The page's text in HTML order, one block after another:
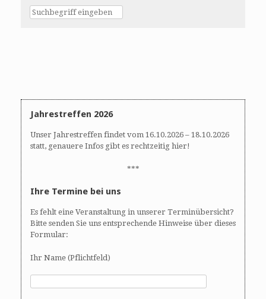
Jahrestreffen 2026
Unser Jahrestreffen findet vom 16.10.2026 – 18.10.2026
statt, genauere Infos gibt es rechtzeitig hier!
***
Ihre Termine bei uns
Es fehlt eine Veranstaltung in unserer Terminübersicht?
Bitte senden Sie uns entsprechende Hinweise über dieses
Formular:
Ihr Name (Pflichtfeld)